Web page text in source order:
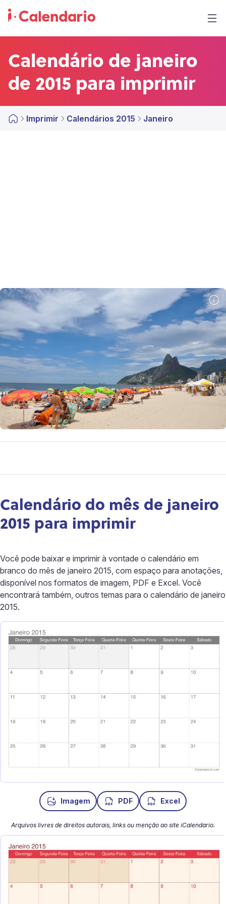
Calendário de janeiro
de 2015 para imprimir
Imprimir Calendários 2015 Janeiro
Calendário do mês de janeiro
2015 para imprimir
Você pode baixar e imprimir à vontade o calendário em
branco do mês de janeiro 2015, com espaço para anotações,
disponível nos formatos de imagem, PDF e Excel. Você
encontrará também, outros temas para o calendário de janeiro
2015.
Imagem PDF Excel
Arquivos livres de direitos autorais, links ou menção ao site iCalendario.